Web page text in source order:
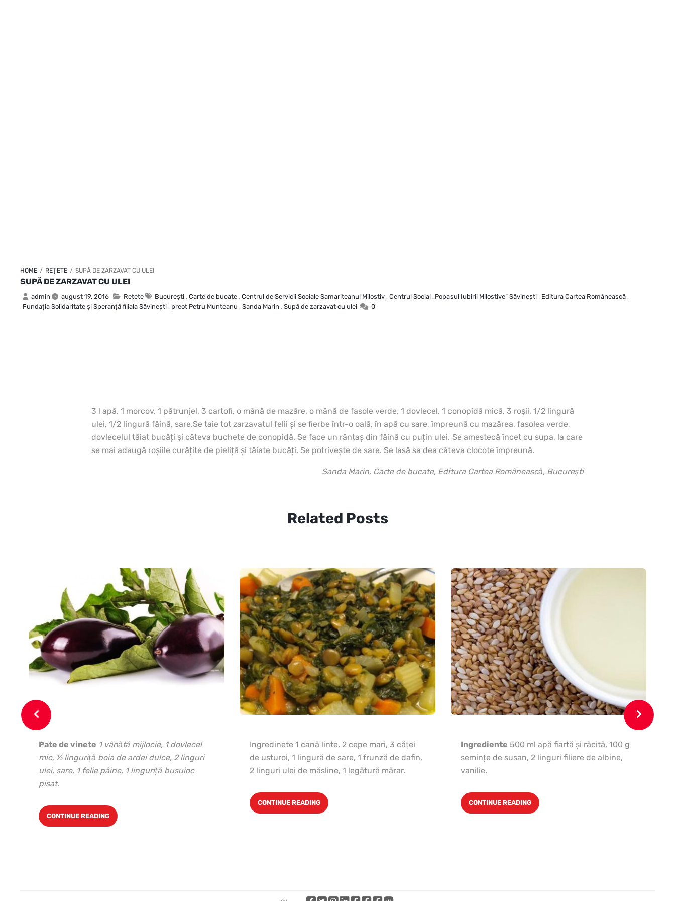
HOME / REȚETE / SUPĂ DE ZARZAVAT CU ULEI
SUPĂ DE ZARZAVAT CU ULEI
admin august 19, 2016 Rețete Bucureşti , Carte de bucate , Centrul de Servicii Sociale Samariteanul Milostiv , Centrul Social „Popasul Iubirii Milostive” Săvineşti , Editura Cartea Românească ,
Fundaţia Solidaritate şi Speranţă filiala Săvineşti , preot Petru Munteanu , Sanda Marin , Supă de zarzavat cu ulei 0
3 l apă, 1 morcov, 1 pătrunjel, 3 cartofi, o mână de mazăre, o mână de fasole verde, 1 dovlecel, 1 conopidă mică, 3 roşii, 1/2 lingură
ulei, 1/2 lingură făină, sare.Se taie tot zarzavatul felii şi se fierbe într-o oală, în apă cu sare, împreună cu mazărea, fasolea verde,
dovlecelul tăiat bucăţi şi câteva buchete de conopidă. Se face un rântaş din făină cu puţin ulei. Se amestecă încet cu supa, la care
se mai adaugă roşiile curăţite de pieliţă şi tăiate bucăţi. Se potriveşte de sare. Se lasă sa dea câteva clocote împreună.
Sanda Marin, Carte de bucate, Editura Cartea Românească, Bucureşti
Related Posts
Pate de vinete 1 vânătă mijlocie, 1 dovlecel
mic, ½ linguriţă boia de ardei dulce, 2 linguri
ulei, sare, 1 felie pâine, 1 linguriță busuioc
pisat.
CONTINUE READING
Ingredinete 1 cană linte, 2 cepe mari, 3 căţei
de usturoi, 1 lingură de sare, 1 frunză de dafin,
2 linguri ulei de măsline, 1 legătură mărar.
CONTINUE READING
Ingrediente 500 ml apă fiartă şi răcită, 100 g
seminţe de susan, 2 linguri filiere de albine,
vanilie.
CONTINUE READING